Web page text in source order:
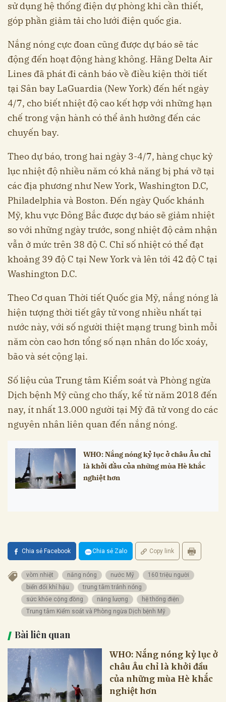
sử dụng hệ thống điện dự phòng khi cần thiết,
góp phần giảm tải cho lưới điện quốc gia.
Nắng nóng cực đoan cũng được dự báo sẽ tác
động đến hoạt động hàng không. Hãng Delta Air
Lines đã phát đi cảnh báo về điều kiện thời tiết
tại Sân bay LaGuardia (New York) đến hết ngày
4/7, cho biết nhiệt độ cao kết hợp với những hạn
chế trong vận hành có thể ảnh hưởng đến các
chuyến bay.
Theo dự báo, trong hai ngày 3-4/7, hàng chục kỷ
lục nhiệt độ nhiều năm có khả năng bị phá vỡ tại
các địa phương như New York, Washington D.C,
Philadelphia và Boston. Đến ngày Quốc khánh
Mỹ, khu vực Đông Bắc được dự báo sẽ giảm nhiệt
so với những ngày trước, song nhiệt độ cảm nhận
vẫn ở mức trên 38 độ C. Chỉ số nhiệt có thể đạt
khoảng 39 độ C tại New York và lên tới 42 độ C tại
Washington D.C.
Theo Cơ quan Thời tiết Quốc gia Mỹ, nắng nóng là
hiện tượng thời tiết gây tử vong nhiều nhất tại
nước này, với số người thiệt mạng trung bình mỗi
năm còn cao hơn tổng số nạn nhân do lốc xoáy,
bão và sét cộng lại.
Số liệu của Trung tâm Kiểm soát và Phòng ngừa
Dịch bệnh Mỹ cũng cho thấy, kể từ năm 2018 đến
nay, ít nhất 13.000 người tại Mỹ đã tử vong do các
nguyên nhân liên quan đến nắng nóng.
WHO: Nắng nóng kỷ lục ở châu Âu chỉ
là khởi đầu của những mùa Hè khắc
nghiệt hơn
Chia sẻ Facebook Chia sẻ Zalo Copy link
vòm nhiệt nắng nóng nước Mỹ
160 triệu người
biến đổi khí hậu
trung tâm tránh nóng
sức khỏe cộng đồng
năng lượng
hệ thống điện
Trung tâm Kiểm soát và Phòng ngừa Dịch bệnh Mỹ
Bài liên quan
WHO: Nắng nóng kỷ lục ở
châu Âu chỉ là khởi đầu
của những mùa Hè khắc
nghiệt hơn